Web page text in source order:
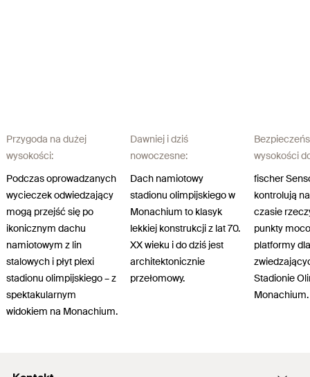
Przygoda na dużej
wysokości:
Podczas oprowadzanych
wycieczek odwiedzający
mogą przejść się po
ikonicznym dachu
namiotowym z lin
stalowych i płyt plexi
stadionu olimpijskiego – z
spektakularnym
widokiem na Monachium.
Dawniej i dziś
nowoczesne:
Dach namiotowy
stadionu olimpijskiego w
Monachium to klasyk
lekkiej konstrukcji z lat 70.
XX wieku i do dziś jest
architektonicznie
przełomowy.
wysokości
fischer
kontrolują
czasie
punkty
platformy
Stadionie
Monachium.